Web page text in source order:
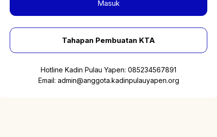
Masuk
Tahapan Pembuatan KTA
Hotline Kadin Pulau Yapen: 085234567891
Email: admin@anggota.kadinpulauyapen.org